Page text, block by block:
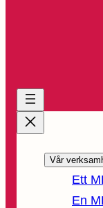
Vår
Ett
En